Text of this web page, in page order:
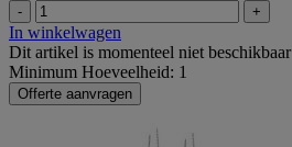
- +
In winkelwagen
Dit artikel is momenteel niet beschikbaar
Minimum Hoeveelheid: 1
Offerte aanvragen